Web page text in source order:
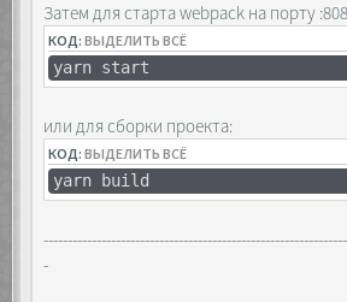
Затем для старта webpack на порту
КОД:ВЫДЕЛИТЬ ВСЁ
yarn start
или для сборки проекта:
КОД:ВЫДЕЛИТЬ ВСЁ
yarn build
-